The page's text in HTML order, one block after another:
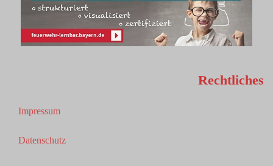
Rechtliches
Impressum
Datenschutz